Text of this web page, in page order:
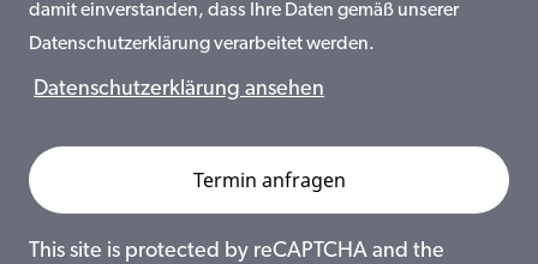
damit einverstanden, dass Ihre Daten gemäß unserer
Datenschutzerklärung verarbeitet werden.
Datenschutzerklärung ansehen
This site is protected by reCAPTCHA and the